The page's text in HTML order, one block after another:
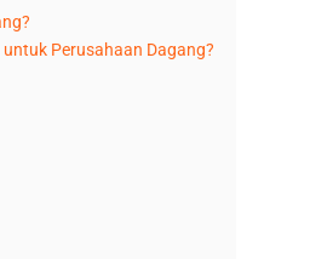
Perusahaan Dagang?